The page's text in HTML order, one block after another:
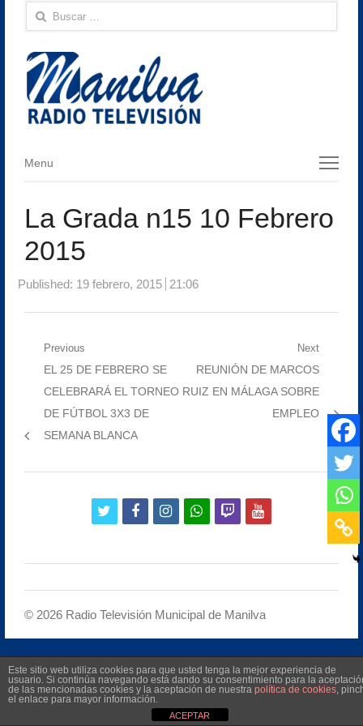
Buscar:
Menu
Menu
La Grada n15 10 Febrero
2015
Published: 19 febrero, 2015 21:06
Navegación
entradas
Previous
Previous
post:
EL 25 DE FEBRERO SE
CELEBRARÁ EL TORNEO
DE FÚTBOL 3X3 DE
SEMANA BLANCA
Next
Next
post:
REUNIÓN DE MARCOS
RUIZ EN MÁLAGA SOBRE
EMPLEO
twitterfacebookinstagramwhatsapp
twitchyoutube
© 2026 Radio Televisión Municipal de Manilva
Este sitio web utiliza cookies para que usted tenga la mejor experiencia de
usuario. Si continúa navegando está dando su consentimiento para la
de las mencionadas cookies y la aceptación de nuestra política de cookies,
el enlace para mayor información.
ACEPTAR